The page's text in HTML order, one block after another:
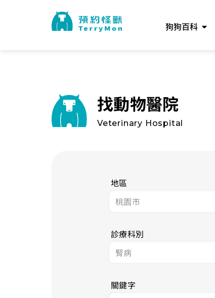
狗狗百科
找動物醫院
Veterinary Hospital
地區
診療科別
關鍵字